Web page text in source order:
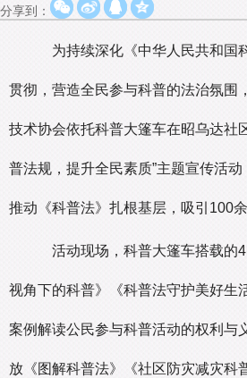
分享到：
为持续深化《中华人民共和国
贯彻，营造全民参与科普的法治氛围
技术协会依托科普大篷车在昭乌达社
普法规，提升全民素质”主题宣传活
推动《科普法》扎根基层，吸引100
活动现场，科普大篷车搭载的
视角下的科普》《科普法守护美好生
案例解读公民参与科普活动的权利与
放《图解科普法》《社区防灾减灾科